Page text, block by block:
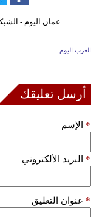
العرب اليوم
أرسل تعليقك
الإسم *
البريد الألكتروني *
عنوان التعليق *